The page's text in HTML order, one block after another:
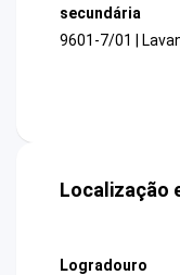
secundária
9601-7/01 |
Localização
Logradouro